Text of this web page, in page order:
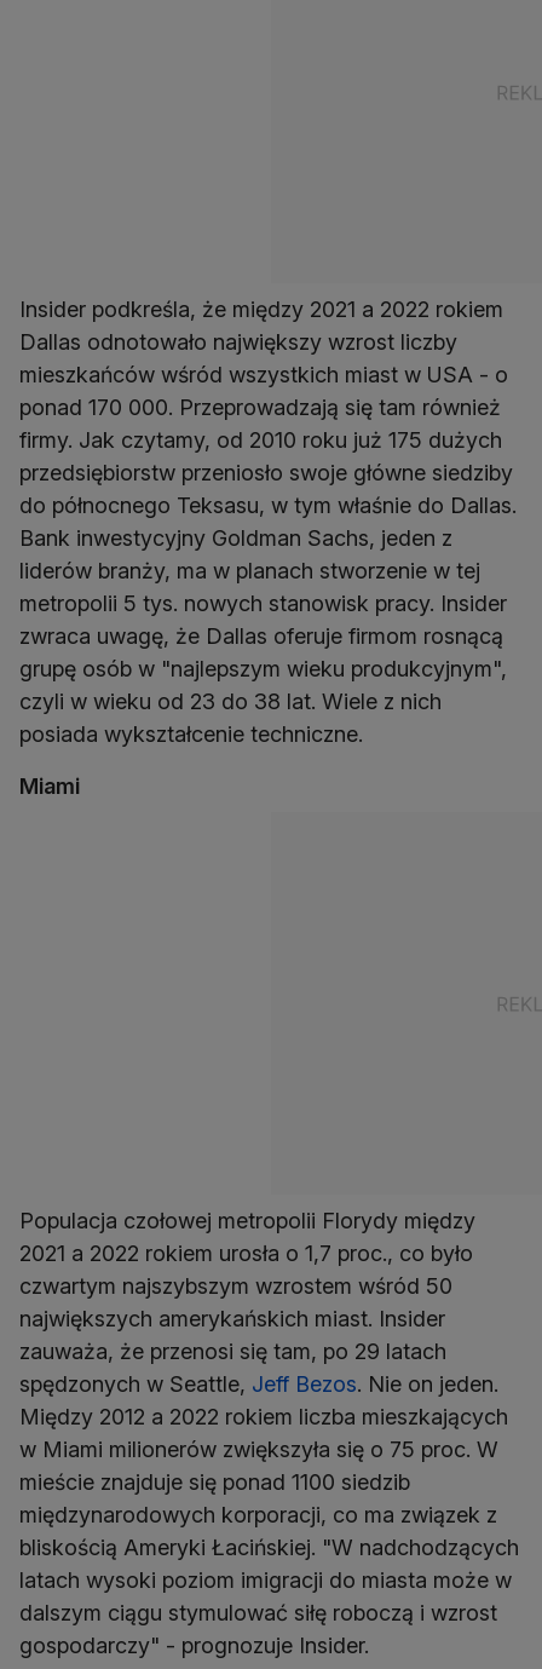
Insider podkreśla, że między 2021 a 2022 rokiem
Dallas odnotowało największy wzrost liczby
mieszkańców wśród wszystkich miast w USA - o
ponad 170 000. Przeprowadzają się tam również
firmy. Jak czytamy, od 2010 roku już 175 dużych
przedsiębiorstw przeniosło swoje główne siedziby
do północnego Teksasu, w tym właśnie do Dallas.
Bank inwestycyjny Goldman Sachs, jeden z
liderów branży, ma w planach stworzenie w tej
metropolii 5 tys. nowych stanowisk pracy. Insider
zwraca uwagę, że Dallas oferuje firmom rosnącą
grupę osób w "najlepszym wieku produkcyjnym",
czyli w wieku od 23 do 38 lat. Wiele z nich
posiada wykształcenie techniczne.
Miami
Populacja czołowej metropolii Florydy między
2021 a 2022 rokiem urosła o 1,7 proc., co było
czwartym najszybszym wzrostem wśród 50
największych amerykańskich miast. Insider
zauważa, że przenosi się tam, po 29 latach
spędzonych w Seattle, Jeff Bezos. Nie on jeden.
Między 2012 a 2022 rokiem liczba mieszkających
w Miami milionerów zwiększyła się o 75 proc. W
mieście znajduje się ponad 1100 siedzib
międzynarodowych korporacji, co ma związek z
bliskością Ameryki Łacińskiej. "W nadchodzących
latach wysoki poziom imigracji do miasta może w
dalszym ciągu stymulować siłę roboczą i wzrost
gospodarczy" - prognozuje Insider.